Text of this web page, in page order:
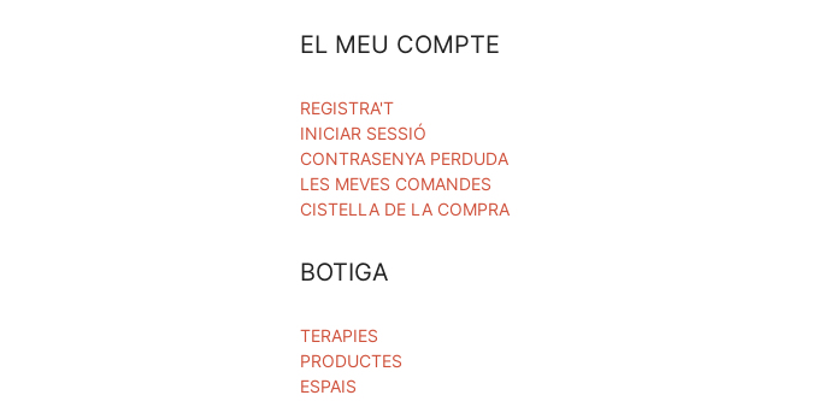
EL MEU COMPTE
REGISTRA'T
INICIAR SESSIÓ
CONTRASENYA PERDUDA
LES MEVES COMANDES
CISTELLA DE LA COMPRA
BOTIGA
TERAPIES
PRODUCTES
ESPAIS